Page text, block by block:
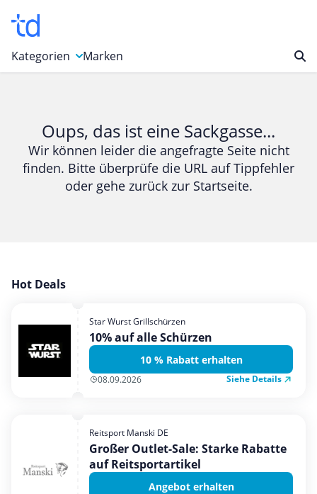
Kategorien
Bücher & Magazine
Computer & Elektronik
Entertainment & Media
Garten, Haushalt & Tiere
Mobilfunk & Internet
Mode & Accessoires
Shopping
Urlaub & Reise
Marken
Oups, das ist eine Sackgasse...
Wir können leider die angefragte Seite nicht
finden. Bitte überprüfe die URL auf Tippfehler
oder gehe zurück zur Startseite.
Hot Deals
Star Wurst Grillschürzen
10% auf alle Schürzen
10 % Rabatt erhalten
08.09.2026 Siehe Details
Reitsport Manski DE
Großer Outlet-Sale: Starke Rabatte
auf Reitsportartikel
Angebot erhalten